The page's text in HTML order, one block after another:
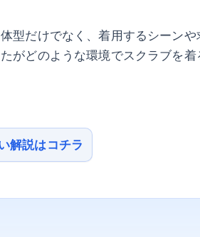
型だけでなく、着用するシーン
がどのような環境でスクラブを
解説はコチラ